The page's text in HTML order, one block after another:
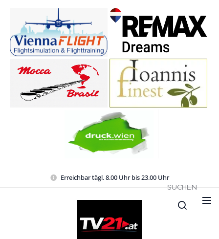
Erreichbar tägl. 8.00 Uhr bis 23.00 Uhr
SUCHEN